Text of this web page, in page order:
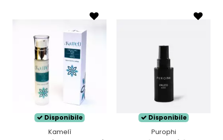
Disponibile
Kamelì
Disponibile
Purophi